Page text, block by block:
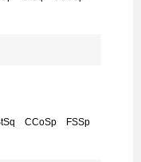
CCoSp FSSp